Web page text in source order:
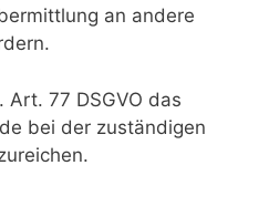
an andere
Art. 77 DSGVO das
bei der zuständigen